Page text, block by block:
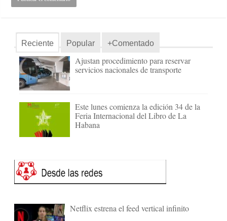
Reciente Popular +Comentado
Ajustan procedimiento para reservar
servicios nacionales de transporte
Este lunes comienza la edición 34 de la
Feria Internacional del Libro de La
Habana
Netflix estrena el feed vertical infinito